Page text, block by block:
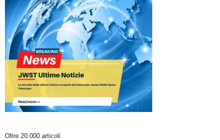
Oltre 20.000 articoli